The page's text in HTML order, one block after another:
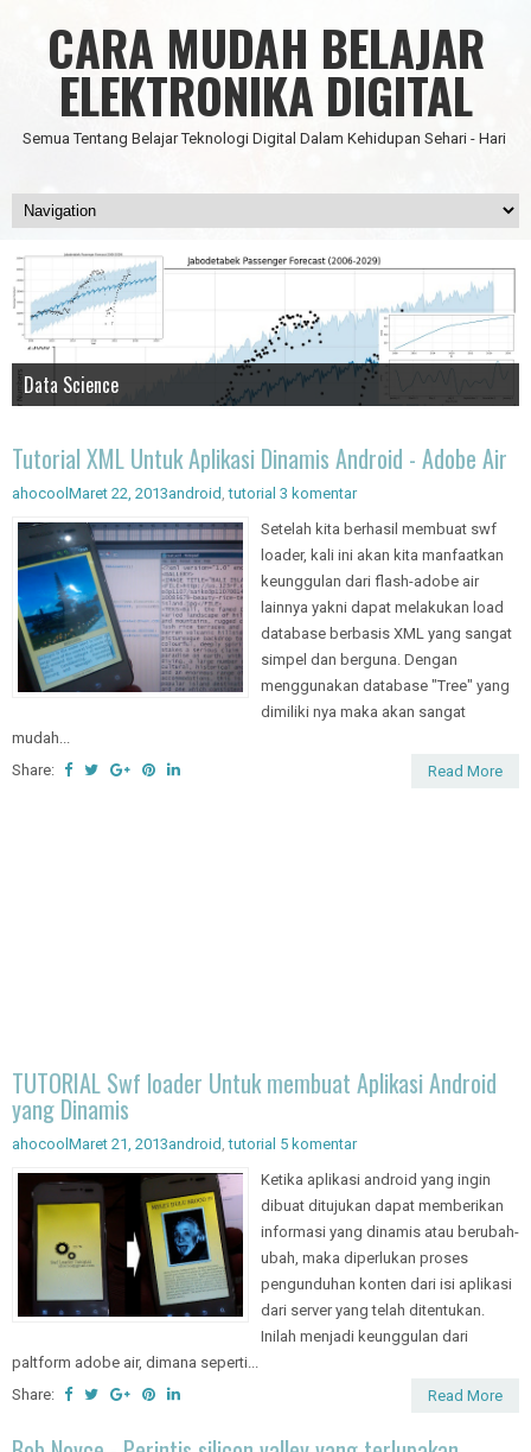
CARA MUDAH BELAJAR
ELEKTRONIKA DIGITAL
Semua Tentang Belajar Teknologi Digital Dalam Kehidupan Sehari - Hari
IC Timer 555 yang Multifungsi
Data Science
JAM DIGITAL 6 DIGIT TANPA MICRO FULL CMOS
Node Red - Kontrol Industri 4.0
Tutorial XML Untuk Aplikasi Dinamis Android - Adobe Air
ahocool Maret 22, 2013android ,tutorial 3 komentar
Setelah kita berhasil membuat swf
loader, kali ini akan kita manfaatkan
keunggulan dari flash-adobe air
lainnya yakni dapat melakukan load
database berbasis XML yang sangat
simpel dan berguna. Dengan
menggunakan database "Tree" yang
dimiliki nya maka akan sangat
mudah...
Share:
Read More
TUTORIAL Swf loader Untuk membuat Aplikasi Android
yang Dinamis
ahocool Maret 21, 2013android ,tutorial 5 komentar
Ketika aplikasi android yang ingin
dibuat ditujukan dapat memberikan
informasi yang dinamis atau berubah-
ubah, maka diperlukan proses
pengunduhan konten dari isi aplikasi
dari server yang telah ditentukan.
Inilah menjadi keunggulan dari
paltform adobe air, dimana seperti...
Share:
Read More